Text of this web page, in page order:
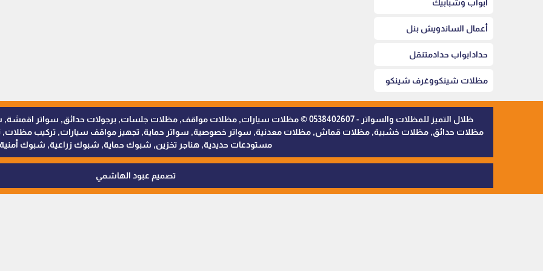
أبواب وشبابيك
أعمال الساندويش بنل
حدادابواب حدادمتنقل
مظلات شينكووغرف شينكو
ظلال التميز للمظلات والسواتر - 0538402607 © مظلات سيارات, مظلات مواقف, مظلات جلسات, برجولات
مظلات حدائق, مظلات خشبية, مظلات قماش, مظلات معدنية, سواتر خصوصية, سواتر حماية, تجهيز مواقف سيارات, تركيب مظلات,
مستودعات حديدية, هناجر تخزين, شبوك حماية, شبوك زراعية, شبوك أمنية
تصميم عبود الهاشمي